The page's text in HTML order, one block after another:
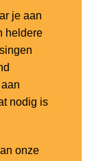
je aan
heldere
nodig is
onze